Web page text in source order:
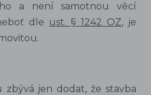
a není samotnou věcí
dle ust. § 1242 OZ, je
jen dodat, že stavba